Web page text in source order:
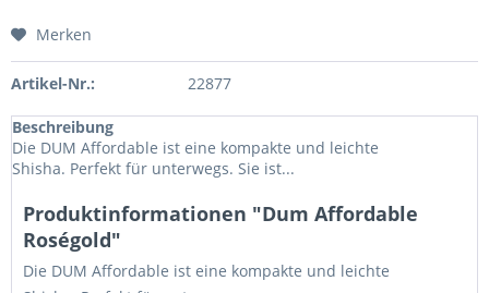
Merken
Artikel-Nr.: 22877
Beschreibung
Die DUM Affordable ist eine kompakte und leichte
Shisha. Perfekt für unterwegs. Sie ist...
Produktinformationen "Dum Affordable
Roségold"
Die DUM Affordable ist eine kompakte und leichte